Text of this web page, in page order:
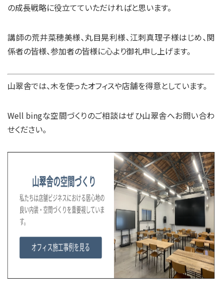
の成長戦略に役立てていただければと思います。
講師の荒井菜穂美様、丸目晃利様、江刺真理子様はじめ、関
係者の皆様、参加者の皆様に心より御礼申し上げます。
山翠舎では、木を使ったオフィスや店舗を得意としています。
Well bingな空間づくりのご相談はぜひ山翠舎へお問い合わ
せください。